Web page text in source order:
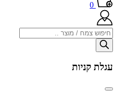
0
Products
search
עגלת קניות